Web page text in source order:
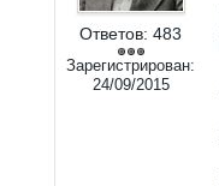
Ответов: 483
Зарегистрирован:
24/09/2015